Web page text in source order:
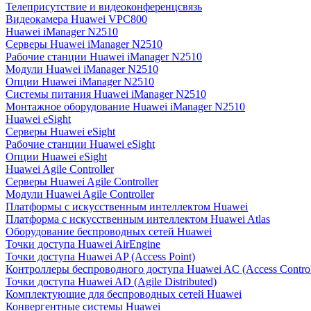
Телеприсутствие и видеоконференцсвязь
Видеокамера Huawei VPC800
Huawei iManager N2510
Серверы Huawei iManager N2510
Рабочие станции Huawei iManager N2510
Модули Huawei iManager N2510
Опции Huawei iManager N2510
Системы питания Huawei iManager N2510
Монтажное оборудование Huawei iManager N2510
Huawei eSight
Серверы Huawei eSight
Рабочие станции Huawei eSight
Опции Huawei eSight
Huawei Agile Controller
Серверы Huawei Agile Controller
Модули Huawei Agile Controller
Платформы с искусственным интеллектом Huawei
Платформа с искусственным интеллектом Huawei Atlas
Оборудование беспроводных сетей Huawei
Точки доступа Huawei AirEngine
Точки доступа Huawei AP (Access Point)
Контроллеры беспроводного доступа Huawei AC (Access
Точки доступа Huawei AD (Agile Distributed)
Комплектующие для беспроводных сетей Huawei
Конвергентные системы Huawei